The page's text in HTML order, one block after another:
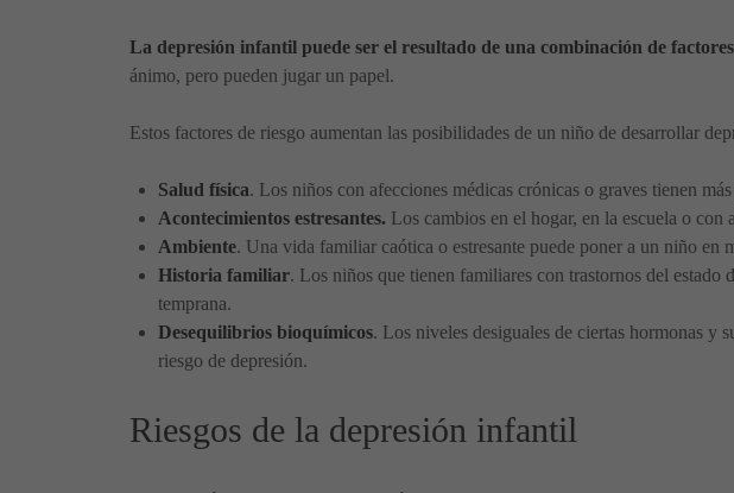
La depresión infantil puede ser el resultado de una combinación de
ánimo, pero pueden jugar un papel.
Estos factores de riesgo aumentan las posibilidades de un niño de desarrollar
Salud física. Los niños con afecciones médicas crónicas o graves tienen
Acontecimientos estresantes. Los cambios en el hogar, en la escuela o con
Ambiente. Una vida familiar caótica o estresante puede poner a un niño
Historia familiar. Los niños que tienen familiares con trastornos del estado
temprana.
Desequilibrios bioquímicos. Los niveles desiguales de ciertas hormonas y
riesgo de depresión.
Riesgos de la depresión infantil